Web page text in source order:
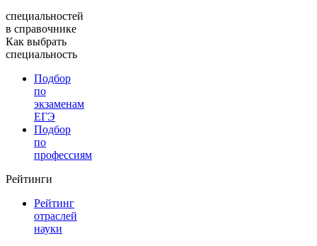
специальностей
в справочнике
Как выбрать
специальность
Подбор
по
экзаменам
ЕГЭ
Подбор
по
профессиям
Рейтинги
Рейтинг
отраслей
науки